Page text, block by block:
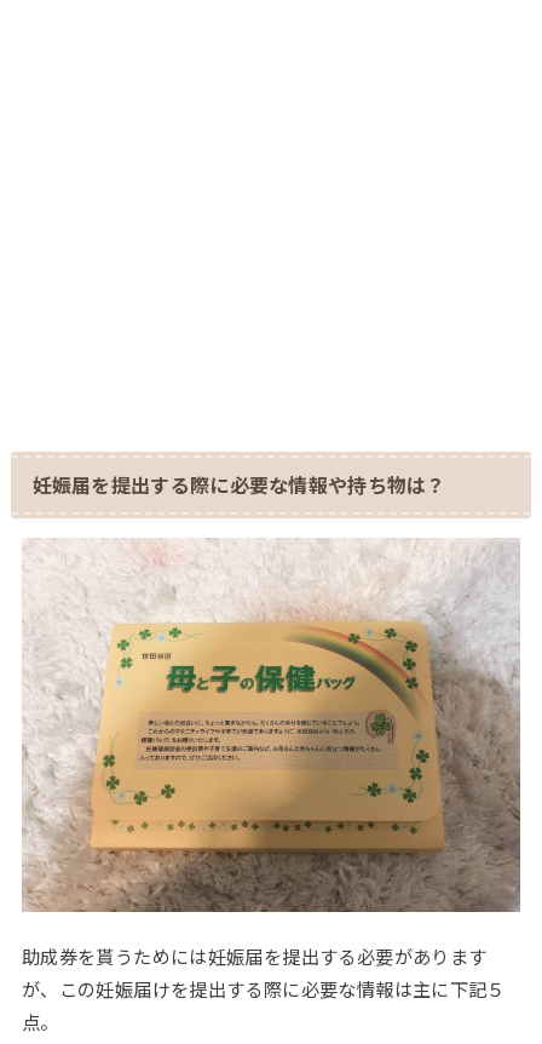
妊娠届を提出する際に必要な情報や持ち物は？
助成券を貰うためには妊娠届を提出する必要があります
が、この妊娠届けを提出する際に必要な情報は主に下記５
点。